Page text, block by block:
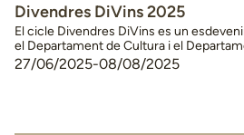
Divendres DiVins 2025
El cicle Divendres DiVins es un
el Departament de Cultura i el
enguany celebra el desè aniversari. Els
potenciar tres aspectes culturals clau
27/06/2025-08/08/2025